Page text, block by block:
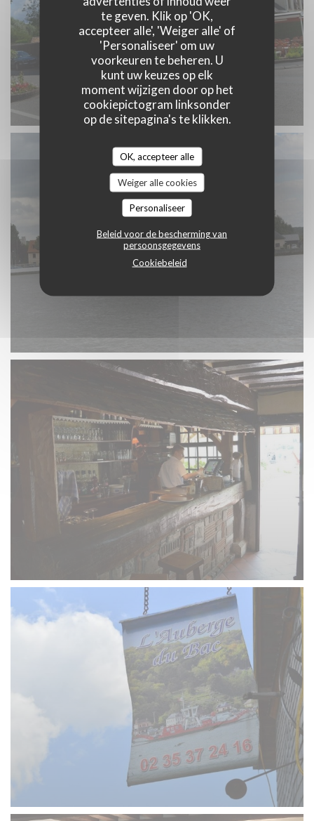
te geven. Klik op 'OK,
accepteer alle', 'Weiger alle' of
'Personaliseer' om uw
voorkeuren te beheren. U
kunt uw keuzes op elk
moment wijzigen door op het
cookiepictogram linksonder
op de sitepagina's te klikken.
OK, accepteer alle
Weiger alle cookies
Personaliseer
Beleid voor de bescherming van
persoonsgegevens
Cookiebeleid